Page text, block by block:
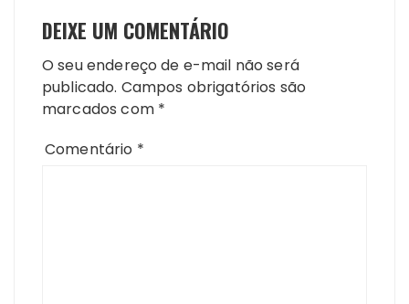
DEIXE UM COMENTÁRIO
O seu endereço de e-mail não será
publicado. Campos obrigatórios são
marcados com *
Comentário *